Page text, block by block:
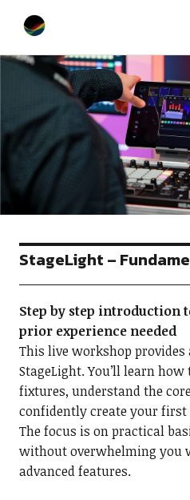
StageLight
StageLight –
Step by step
prior experience needed
This live workshop
StageLight. You’ll learn
fixtures, understand the
confidently create your first
The focus is on practical
without overwhelming you
advanced features.